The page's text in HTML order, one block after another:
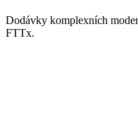
Dodávky komplexních
FTTx.